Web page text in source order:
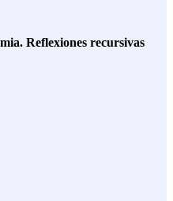
Reflexiones recursivas